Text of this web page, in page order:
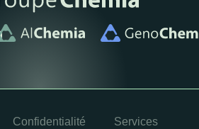
Confidentialité
Services